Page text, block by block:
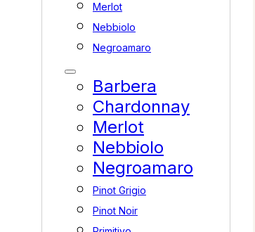
Merlot
Nebbiolo
Negroamaro
Barbera
Chardonnay
Merlot
Nebbiolo
Negroamaro
Pinot Grigio
Pinot Noir